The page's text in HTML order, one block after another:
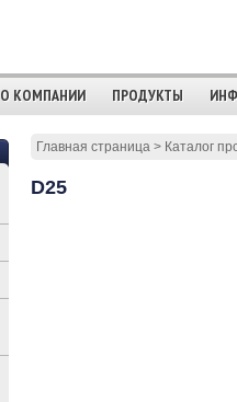
О КОМПАНИИ ПРОДУКТЫ
Главная страница> Каталог
D25